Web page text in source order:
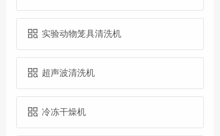
实验动物笼具清洗机
超声波清洗机
冷冻干燥机